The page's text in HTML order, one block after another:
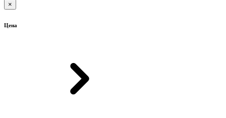
×
Цена